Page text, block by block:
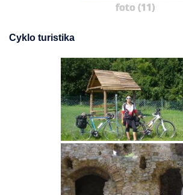
foto (11)
Cyklo turistika